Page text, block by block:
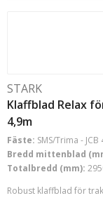
STARK
Klaffblad Relax
4,9m
Fäste: SMS/Trima - JCB
Bredd mittenblad
Totalbredd (mm):
Robust klaffblad för